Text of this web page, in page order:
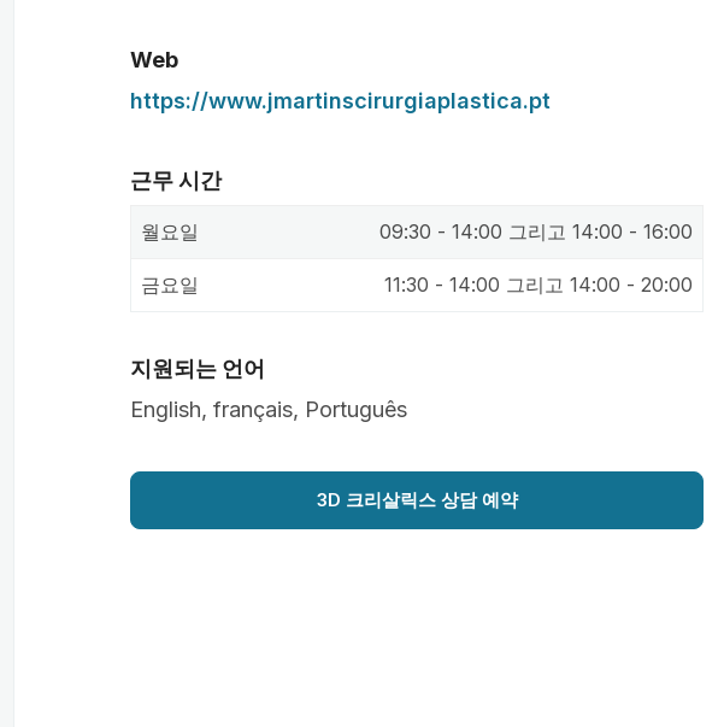
Web
https://www.jmartinscirurgiaplastica.pt
근무 시간
월요일 09:30 - 14:00 그리고 14:00 - 16:00
금요일 11:30 - 14:00 그리고 14:00 - 20:00
지원되는 언어
English, français, Português
3D 크리살릭스 상담 예약